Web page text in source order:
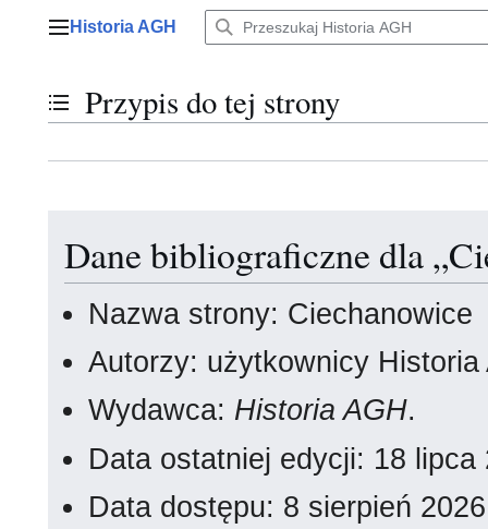
Menu główne
Historia AGH
Przełącz stan spisu treści
Przypis do tej strony
Dane bibliograficzne dla
Nazwa strony: Ciechanowice
Autorzy: użytkownicy Historia
Wydawca: Historia AGH.
Data ostatniej edycji: 18 lipca
Data dostępu: 8 sierpień